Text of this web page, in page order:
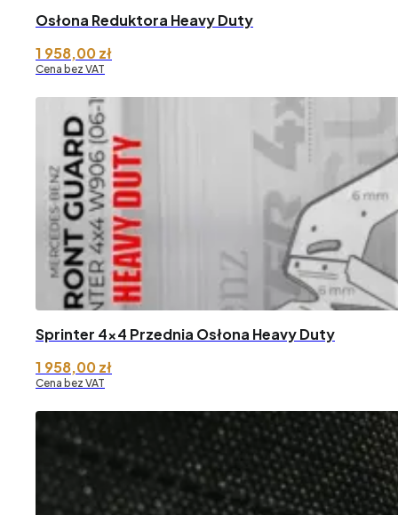
Osłona Reduktora Heavy Duty
1 958,00zł
Cena bez VAT
Sprinter 4×4 Przednia Osłona Heavy Duty
1 958,00zł
Cena bez VAT